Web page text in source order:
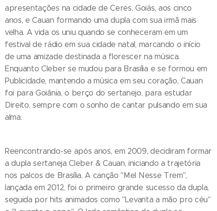
apresentações na cidade de Ceres, Goiás, aos cinco
anos, e Cauan formando uma dupla com sua irmã mais
velha. A vida os uniu quando se conheceram em um
festival de rádio em sua cidade natal, marcando o início
de uma amizade destinada a florescer na música.
Enquanto Cleber se mudou para Brasília e se formou em
Publicidade, mantendo a música em seu coração, Cauan
foi para Goiânia, o berço do sertanejo, para estudar
Direito, sempre com o sonho de cantar pulsando em sua
alma.
Reencontrando-se após anos, em 2009, decidiram formar
a dupla sertaneja Cleber & Cauan, iniciando a trajetória
nos palcos de Brasília. A canção "Mel Nesse Trem",
lançada em 2012, foi o primeiro grande sucesso da dupla,
seguida por hits animados como "Levanta a mão pro céu"